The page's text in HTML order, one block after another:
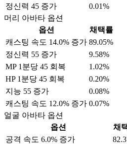
정신력 45 증가
0.01%
머리 아바타 옵션
옵션
채택률
캐스팅 속도 14.0% 증가 89.05%
정신력 55 증가
9.58%
MP 1분당 45 회복
1.02%
HP 1분당 45 회복
0.20%
지능 55 증가
0.08%
캐스팅 속도 12.0% 증가 0.07%
얼굴 아바타 옵션
옵션
채
공격 속도 6.0% 증가